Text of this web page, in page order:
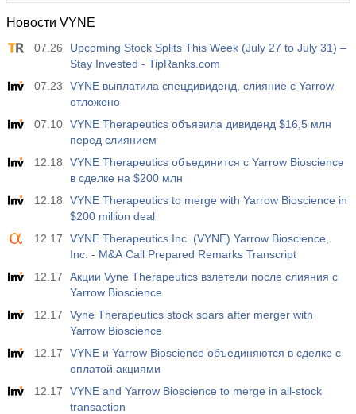
Новости VYNE
07.26
Upcoming Stock Splits This Week (July 27 to July 31) –
Stay Invested - TipRanks.com
07.23
VYNE выплатила спецдивиденд, слияние с Yarrow
отложено
07.10 VYNE Therapeutics объявила дивиденд $16,5 млн
перед слиянием
12.18
VYNE Therapeutics объединится с Yarrow Bioscience
в сделке на $200 млн
12.18
VYNE Therapeutics to merge with Yarrow Bioscience in
$200 million deal
12.17
VYNE Therapeutics Inc. (VYNE) Yarrow Bioscience,
Inc. - M&A Call Prepared Remarks Transcript
12.17
Акции Vyne Therapeutics взлетели после слияния с
Yarrow Bioscience
12.17
Vyne Therapeutics stock soars after merger with
Yarrow Bioscience
12.17
VYNE и Yarrow Bioscience объединяются в сделке с
оплатой акциями
12.17
VYNE and Yarrow Bioscience to merge in all-stock
transaction